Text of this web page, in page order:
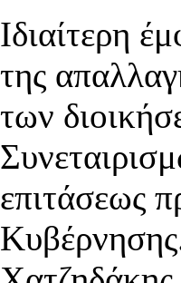
Ιδιαίτερη
της
των
επιτάσεως